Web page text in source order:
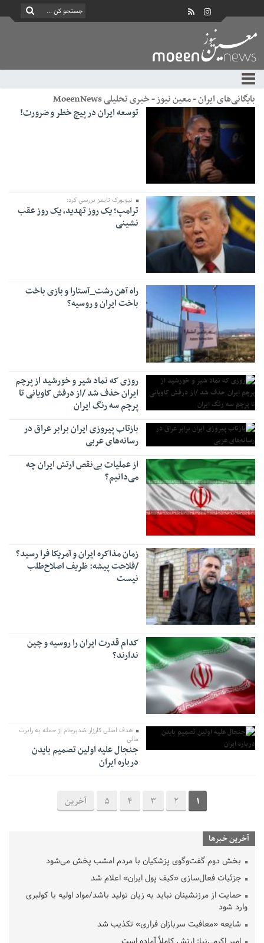
بایگانی‌های ایران - معین نیوز - خبری تحلیلی MoeenNews
توسعه ایران در پیچ خطر و ضرورت!
نیویورک تایمز بررسی کرد:
ترامپ؛ یک روز تهدید، یک روز عقب
نشینی
راه آهن رشت_آستارا و بازی باخت
باخت ایران و روسیه؟
روزی که نماد شیر و خورشید از پرچم
ایران حذف شد /از درفش کاویانی تا
پرچم سه رنگ ایران
بازتاب پیروزی ایران برابر عراق در
رسانه‌های عربی
از عملیات بی‌نقص ارتش ایران چه
می‌دانیم؟
زمان مذاکره ایران و آمریکا فرا رسید؟
/فلاحت پیشه: ظریف اصلاح‌طلب
نیست
کدام قدرت ایران را روسیه و چین
ندارند؟
هدف اصلی کارزار ضدبرجام از حمله به رابرت
مالی
جنجال علیه اولین تصمیم بایدن
درباره ایران
1
2
3
4
5 آخرین
آخرین خبرها
بخش دوم گفت‌وگوی پزشکیان با مردم امشب پخش می‌شود
جزئیات فعال‌سازی «کیف پول ایران» اعلام شد
حمایت از مرزنشینان نباید به زیان تولید باشد/مواد اولیه با کولبری
وارد شود
شایعه «معافیت سربازان فراری» تکذیب شد